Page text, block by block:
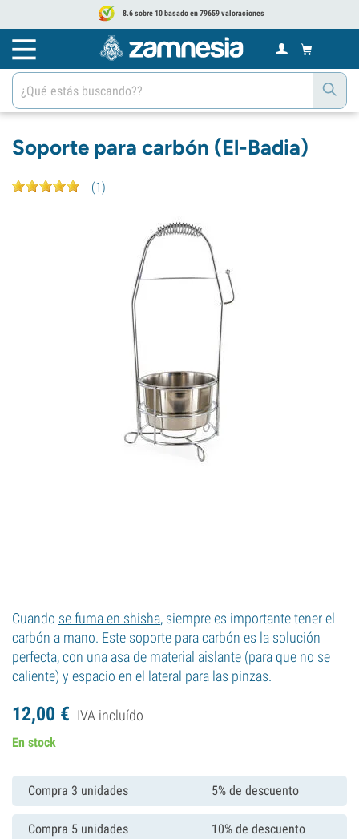
8.6 sobre 10 basado en 79659 valoraciones
Soporte para carbón (El-Badia)
(1)
Cuando se fuma en shisha, siempre es importante tener el
carbón a mano. Este soporte para carbón es la solución
perfecta, con una asa de material aislante (para que no se
caliente) y espacio en el lateral para las pinzas.
12,00 € IVA incluído
En stock
Compra 3 unidades 5% de descuento
Compra 5 unidades 10% de descuento